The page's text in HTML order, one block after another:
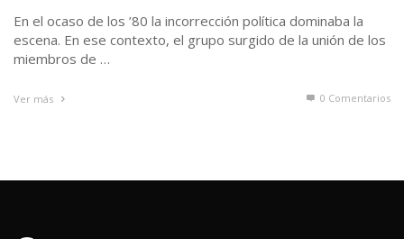
En el ocaso de los ’80 la incorrección política dominaba la
escena. En ese contexto, el grupo surgido de la unión de los
miembros de …
Ver más 0 Comentarios